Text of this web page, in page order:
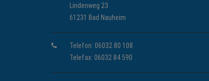
Lindenweg 23
61231 Bad Nauheim
Telefon: 06032 80 108
Telefax: 06032 84 590